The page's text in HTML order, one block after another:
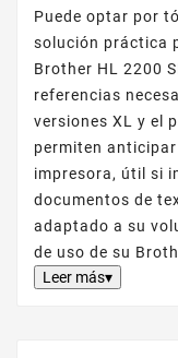
Puede optar por
solución práctica
Brother HL 2200
referencias
versiones XL y el
permiten
impresora, útil si
documentos de
adaptado a su
de uso de su
Leer más▾